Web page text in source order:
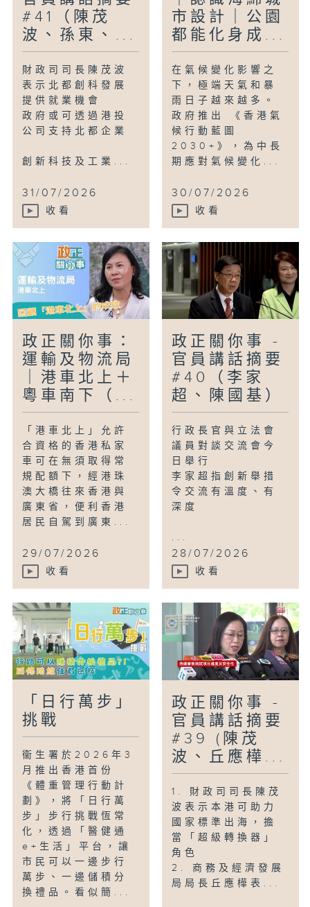
#41（陳茂
波、孫東、...
財政司司長陳茂波
表示北都創科發展
提供就業機會
政府或可透過港投
公司支持北都企業
創新科技及工業...
31/07/2026
收看
市設計｜公園
都能化身成...
在氣候變化影響之
下，極端天氣和暴
雨日子越來越多。
政府推出 《香港氣
候行動藍圖
2030+》，為中長
期應對氣候變化...
30/07/2026
收看
政正關你事：
運輸及物流局
｜港車北上＋
粵車南下（...
「港車北上」允許
合資格的香港私家
車可在無須取得常
規配額下，經港珠
澳大橋往來香港與
廣東省，便利香港
居民自駕到廣東...
29/07/2026
收看
政正關你事 -
官員講話摘要
#40（李家
超、陳國基）
行政長官與立法會
議員對談交流會今
日舉行
李家超指創新舉措
令交流有溫度、有
深度
...
28/07/2026
收看
「日行萬步」
挑戰
衞生署於2026年3
月推出香港首份
《體重管理行動計
劃》，將「日行萬
步」步行挑戰恆常
化，透過「醫健通
e+生活」平台，讓
市民可以一邊步行
萬步、一邊儲積分
換禮品。看似簡...
政正關你事 -
官員講話摘要
#39 (陳茂
波、丘應樺...
1. 財政司司長陳茂
波表示本港可助力
國家標準出海，擔
當「超級轉換器」
角色
2. 商務及經濟發展
局局長丘應樺表...